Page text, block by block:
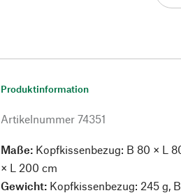
Produktinformation
Artikelnummer 74351
Maße: Kopfkissenbezug: B 80 × L
× L 200 cm
Gewicht: Kopfkissenbezug: 245 g,